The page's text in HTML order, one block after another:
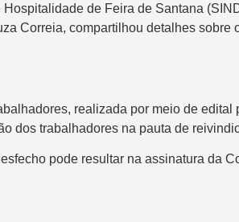
de Feira de Santana
Correia, compartilhou detalhes
realizada por meio de
dos trabalhadores na pauta de
pode resultar na assinatura da